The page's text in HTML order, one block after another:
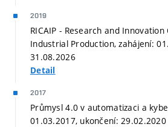
2019
RICAIP - Research and
Industrial Production, zahájení:
31.08.2026
Detail
2017
Průmysl 4.0 v automatizaci a
01.03.2017, ukončení: 29.02.2020